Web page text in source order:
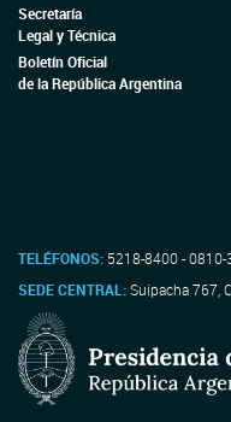
Secretaría
Legal y Técnica
Boletín Oficial
de la República Argentina
TELÉFONOS: 5218-8400 - 0810-
SEDE CENTRAL:Suipacha 767,